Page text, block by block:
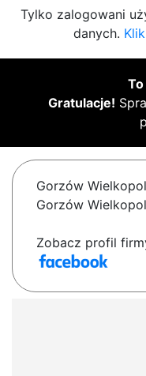
Tylko zalogowani
danych.
Gratulacje!
Gorzów
Gorzów
Zobacz profil